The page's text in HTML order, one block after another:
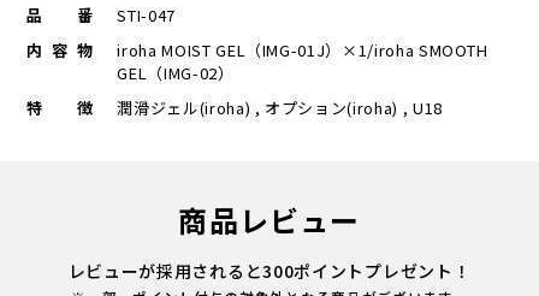
品番
STI-047
内容物
iroha MOIST GEL（IMG-01J）×1/iroha SMOOTH
GEL（IMG-02）
特徴
潤滑ジェル(iroha) , オプション(iroha) , U18
商品レビュー
レビューが採用されると300ポイントプレゼント！